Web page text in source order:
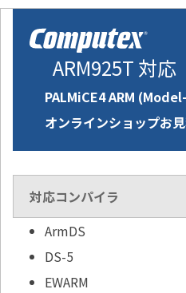
ARM925T 対応
PALMiCE4 ARM
オンラインショップお
対応コンパイラ
ArmDS
DS-5
EWARM